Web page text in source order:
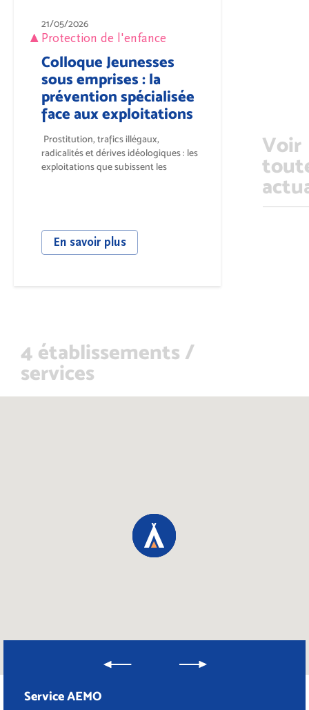
21/05/2026
Protection de l'enfance
Colloque Jeunesses
sous emprises : la
prévention spécialisée
face aux exploitations
Prostitution, trafics illégaux,
radicalités et dérives idéologiques : les
exploitations que subissent les
En savoir plus
Voir
4 établissements /
services
Service AEMO